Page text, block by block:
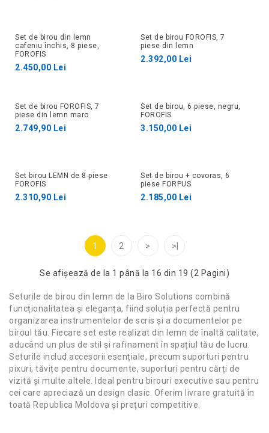
Set de birou din lemn
cafeniu închis, 8 piese,
FOROFIS
2.450,00 Lei
Set de birou FOROFIS, 7
piese din lemn
2.392,00 Lei
Set de birou FOROFIS, 7
piese din lemn maro
2.749,90 Lei
Set de birou, 6 piese, negru,
FOROFIS
3.150,00 Lei
Set birou LEMN de 8 piese
FOROFIS
2.310,90 Lei
Set de birou + covoras, 6
piese FORPUS
2.185,00 Lei
1 2 > >|
Se afişează de la 1 până la 16 din 19 (2 Pagini)
Seturile de birou din lemn de la Biro Solutions combină
funcționalitatea și eleganța, fiind soluția perfectă pentru
organizarea instrumentelor de scris și a documentelor pe
biroul tău. Fiecare set este realizat din lemn de înaltă calitate,
aducând un plus de stil și rafinament în spațiul tău de lucru.
Seturile includ accesorii esențiale, precum suporturi pentru
pixuri, tăvițe pentru documente, suporturi pentru cărți de
vizită și multe altele. Ideal pentru birouri executive sau pentru
cei care apreciază un design clasic. Oferim livrare gratuită în
toată Republica Moldova și prețuri competitive.